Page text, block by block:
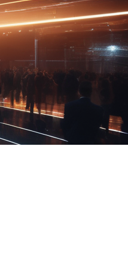
Wirtschaftspolitische Agenda